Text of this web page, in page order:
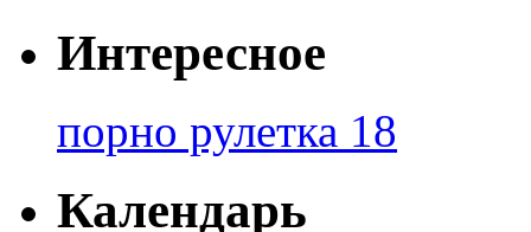
Интересное
порно рулетка 18
Календарь